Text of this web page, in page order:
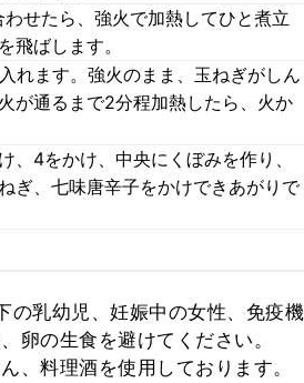
せたら、強火で加熱してひと煮立
飛ばします。
れます。強火のまま、玉ねぎがしん
が通るまで2分程加熱したら、火か
、4をかけ、中央にくぼみを作り、
ぎ、七味唐辛子をかけできあがりで
の乳幼児、妊娠中の女性、免疫機
卵の生食を避けてください。
、料理酒を使用しております。